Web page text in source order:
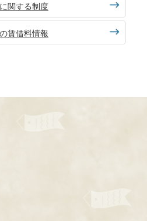
関する制度
賃借料情報